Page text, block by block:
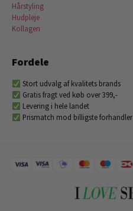
Hårstyling
Hudpleje
Kollagen
Fordele
Stort udvalg af kvalitets brands
Gratis fragt ved køb over 399,-
Levering i hele landet
Prismatch mod billigste forhandler